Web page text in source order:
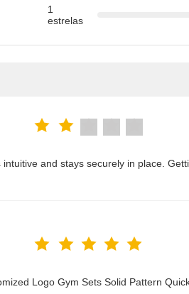
1
estrelas
and stays securely in place.
Logo Gym Sets Solid Pattern